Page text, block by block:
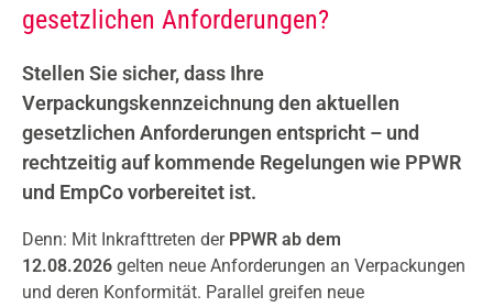
gesetzlichen Anforderungen?
Stellen Sie sicher, dass Ihre
Verpackungskennzeichnung den aktuellen
gesetzlichen Anforderungen entspricht – und
rechtzeitig auf kommende Regelungen wie PPWR
und EmpCo vorbereitet ist.
Denn: Mit Inkrafttreten der PPWR ab dem
12.08.2026 gelten neue Anforderungen an Verpackungen
und deren Konformität. Parallel greifen neue